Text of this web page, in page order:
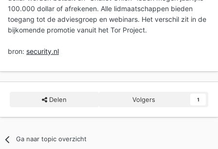
100.000 dollar of afrekenen. Alle lidmaatschappen bieden
toegang tot de adviesgroep en webinars. Het verschil zit in de
bijkomende promotie vanuit het Tor Project.
bron: security.nl
Delen Volgers 1
Ga naar topic overzicht